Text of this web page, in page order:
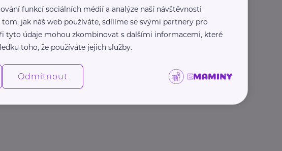
funkcí sociálních médií a analýze naší návštěvnosti
jak náš web používáte, sdílíme se svými partnery pro
tyto údaje mohou zkombinovat s dalšími informacemi, které
toho, že používáte jejich služby.
Odmítnout